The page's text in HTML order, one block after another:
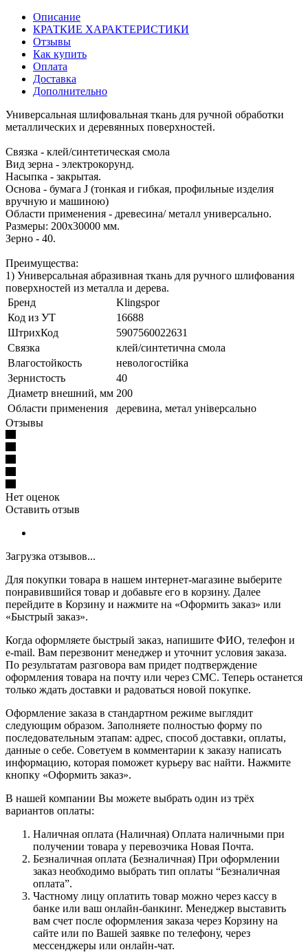
Описание
КРАТКИЕ ХАРАКТЕРИСТИКИ
Отзывы
Как купить
Оплата
Доставка
Дополнительно
Универсальная шлифовальная ткань для ручной обработки
металлических и деревянных поверхностей.
Связка - клей/синтетическая смола
Вид зерна - электрокорунд.
Насыпка - закрытая.
Основа - бумага J (тонкая и гибкая, профильные изделия
вручную и машиною)
Области применения - древесина/ металл универсально.
Размеры: 200х30000 мм.
Зерно - 40.
Преимущества:
1) Универсальная абразивная ткань для ручного шлифования
поверхностей из металла и дерева.
Бренд
Klingspor
Код из УТ
16688
ШтрихКод
5907560022631
Связка
клей/синтетична смола
Влагостойкость
невологостійка
Зернистость
40
Диаметр внешний, мм 200
Области применения
деревина, метал універсально
Отзывы
Нет оценок
Оставить отзыв
Загрузка отзывов...
Для покупки товара в нашем интернет-магазине выберите
понравившийся товар и добавьте его в корзину. Далее
перейдите в Корзину и нажмите на «Оформить заказ» или
«Быстрый заказ».
Когда оформляете быстрый заказ, напишите ФИО, телефон и
e-mail. Вам перезвонит менеджер и уточнит условия заказа.
По результатам разговора вам придет подтверждение
оформления товара на почту или через СМС. Теперь останется
только ждать доставки и радоваться новой покупке.
Оформление заказа в стандартном режиме выглядит
следующим образом. Заполняете полностью форму по
последовательным этапам: адрес, способ доставки, оплаты,
данные о себе. Советуем в комментарии к заказу написать
информацию, которая поможет курьеру вас найти. Нажмите
кнопку «Оформить заказ».
В нашей компании Вы можете выбрать один из трёх
вариантов оплаты:
Наличная оплата (Наличная) Оплата наличными при
получении товара у перевозчика Новая Почта.
Безналичная оплата (Безналичная) При оформлении
заказ необходимо выбрать тип оплаты “Безналичная
оплата”.
Частному лицу оплатить товар можно через кассу в
банке или ваш онлайн-банкинг. Менеджер выставить
вам счет после оформления заказа через Корзину на
сайте или по Вашей заявке по телефону, через
мессенджеры или онлайн-чат.